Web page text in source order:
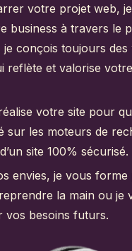
votre projet web,
business à travers le
je conçois toujours des
reflète et valorise
votre site pour
sur les moteurs de
site 100% sécurisé.
envies, je vous forme
la main ou je
besoins futurs.